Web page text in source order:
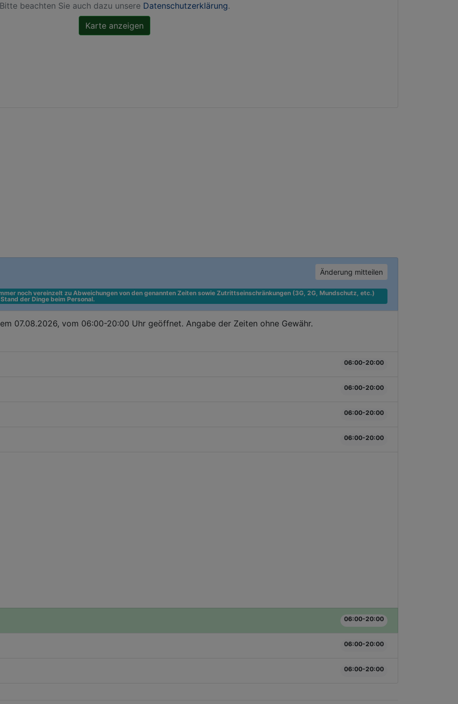
Änderung mitteilen
noch vereinzelt zu Abweichungen von den genannten Zeiten sowie Zutrittseinschränkungen (3G, 2G, Mundschutz, etc.)
der Dinge beim Personal.
07.08.2026, vom 06:00-20:00 Uhr geöffnet. Angabe der Zeiten ohne Gewähr.
06:00-20:00
06:00-20:00
06:00-20:00
06:00-20:00
06:00-20:00
06:00-20:00
06:00-20:00
Bitte beachten Sie auch dazu unsere Datenschutzerklärung.